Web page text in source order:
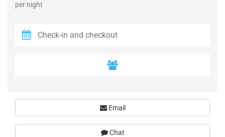
per night
Email
Chat